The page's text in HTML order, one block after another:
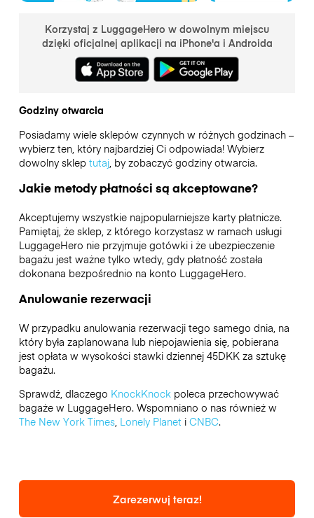
Korzystaj z LuggageHero w dowolnym miejscu
dzięki oficjalnej aplikacji na iPhone'a i Androida
Godziny otwarcia
Posiadamy wiele sklepów czynnych w różnych godzinach –
wybierz ten, który najbardziej Ci odpowiada! Wybierz
dowolny sklep tutaj, by zobaczyć godziny otwarcia.
Jakie metody płatności są akceptowane?
Akceptujemy wszystkie najpopularniejsze karty płatnicze.
Pamiętaj, że sklep, z którego korzystasz w ramach usługi
LuggageHero nie przyjmuje gotówki i że ubezpieczenie
bagażu jest ważne tylko wtedy, gdy płatność została
dokonana bezpośrednio na konto LuggageHero.
Anulowanie rezerwacji
W przypadku anulowania rezerwacji tego samego dnia, na
który była zaplanowana lub niepojawienia się, pobierana
jest opłata w wysokości stawki dziennej 45DKK za sztukę
bagażu.
Sprawdź, dlaczego KnockKnockpoleca przechowywać
bagaże w LuggageHero. Wspomniano o nas również w
The New York Times, Lonely Planeti CNBC.
Zarezerwuj teraz!